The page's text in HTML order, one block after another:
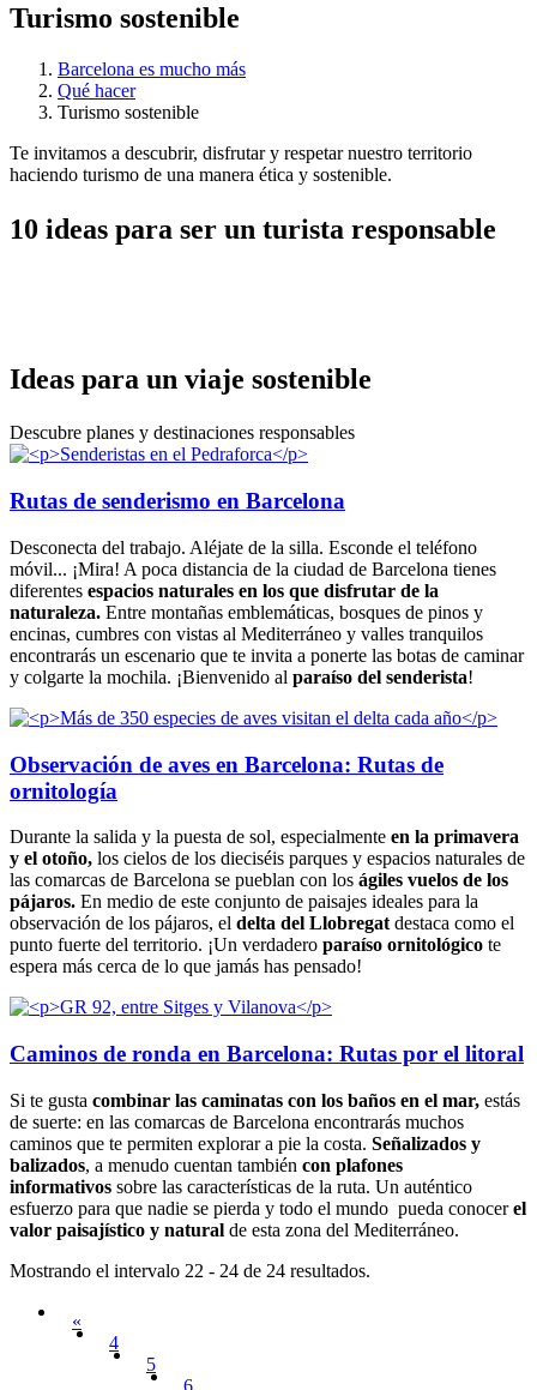
Turismo sostenible
Barcelona es mucho más
Qué hacer
Turismo sostenible
Te invitamos a descubrir, disfrutar y respetar nuestro territorio
haciendo turismo de una manera ética y sostenible.
10 ideas para ser un turista responsable
Ideas para un viaje sostenible
Descubre planes y destinaciones responsables
Rutas de senderismo en Barcelona
Desconecta del trabajo. Aléjate de la silla. Esconde el teléfono
móvil... ¡Mira! A poca distancia de la ciudad de Barcelona tienes
diferentes espacios naturales en los que disfrutar de la
naturaleza. Entre montañas emblemáticas, bosques de pinos y
encinas, cumbres con vistas al Mediterráneo y valles tranquilos
encontrarás un escenario que te invita a ponerte las botas de caminar
y colgarte la mochila. ¡Bienvenido al paraíso del senderista!
Observación de aves en Barcelona: Rutas de
ornitología
Durante la salida y la puesta de sol, especialmente en la primavera
y el otoño, los cielos de los dieciséis parques y espacios naturales de
las comarcas de Barcelona se pueblan con los ágiles vuelos de los
pájaros. En medio de este conjunto de paisajes ideales para la
observación de los pájaros, el delta del Llobregat destaca como el
punto fuerte del territorio. ¡Un verdadero paraíso ornitológico te
espera más cerca de lo que jamás has pensado!
Caminos de ronda en Barcelona: Rutas por el litoral
Si te gusta combinar las caminatas con los baños en el mar, estás
de suerte: en las comarcas de Barcelona encontrarás muchos
caminos que te permiten explorar a pie la costa. Señalizados y
balizados, a menudo cuentan también con plafones
informativos sobre las características de la ruta. Un auténtico
esfuerzo para que nadie se pierda y todo el mundo pueda conocerel
valor paisajístico y natural de esta zona del Mediterráneo.
Mostrando el intervalo 22 - 24 de 24 resultados.
«
4
5
6